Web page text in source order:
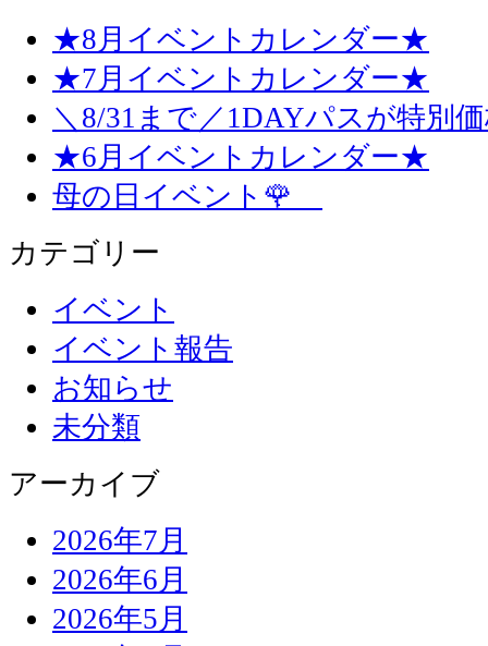
★8月イベントカレンダー★
★7月イベントカレンダー★
＼8/31まで／1DAYパスが特別
★6月イベントカレンダー★
母の日イベント🌹
カテゴリー
イベント
イベント報告
お知らせ
未分類
アーカイブ
2026年7月
2026年6月
2026年5月